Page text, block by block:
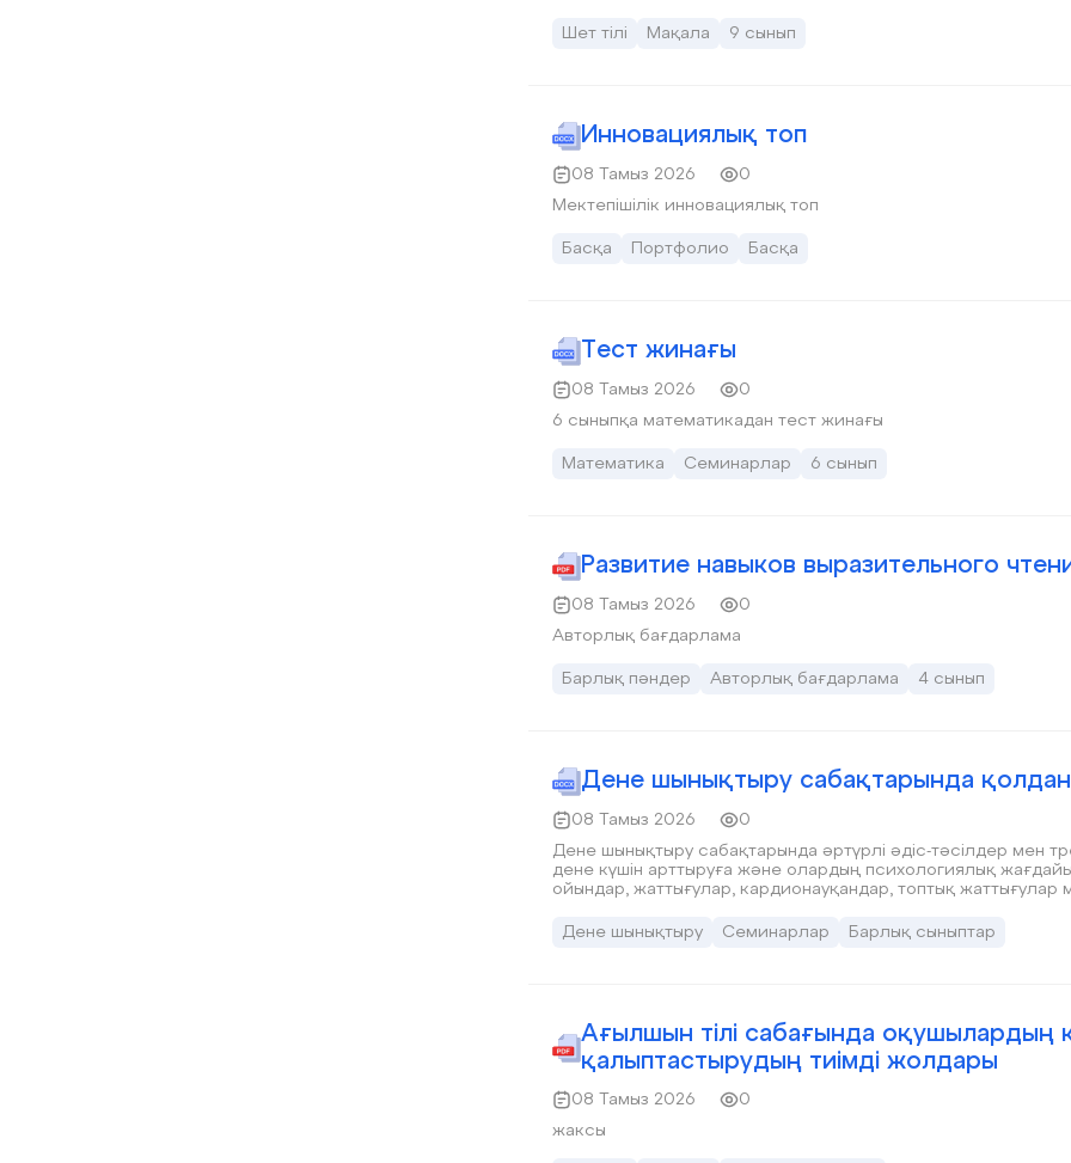
оқыту барысында тілдік дағдыларды ойлау әрекеттерімен
құзыреттілігін, функционалдық сауаттылығын және танымдық
көрсетіледі. Ағылшын тілі сабағында ойлау дағдыларын ма
Шет тілі Мақала 9 сынып
Инновациялық топ
08 Тамыз 2026
0
Мектепішілік инновациялық топ
Басқа Портфолио Басқа
Тест жинағы
08 Тамыз 2026
0
6 сыныпқа математикадан тест жинағы
Математика Семинарлар 6 сынып
Развитие навыков выразительного
08 Тамыз 2026
0
Авторлық бағдарлама
Барлық пәндер Авторлық бағдарлама 4 сынып
Дене шынықтыру сабақтарында
08 Тамыз 2026
0
Дене шынықтыру сабақтарында әртүрлі әдіс-тәсілдер мен
дене күшін арттыруға және олардың психологиялық
ойындар, жаттығулар, кардионауқандар, топтық жаттығулар
сабақтарда спорттық өнер көрсетулер, командалық
Дене шынықтыру Семинарлар Барлық сыныптар
Ағылшын тілі сабағында оқушылардың
қалыптастырудың тиімді жолдары
08 Тамыз 2026
0
жаксы